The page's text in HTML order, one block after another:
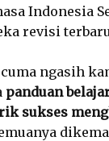
Indonesia
revisi
ngasih
panduan
sukses